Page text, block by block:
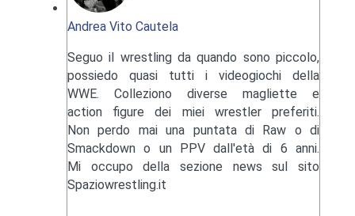
Andrea Vito Cautela
Seguo il wrestling da quando sono piccolo,
possiedo quasi tutti i videogiochi della
WWE. Colleziono diverse magliette e
action figure dei miei wrestler preferiti.
Non perdo mai una puntata di Raw o di
Smackdown o un PPV dall'età di 6 anni.
Mi occupo della sezione news sul sito
Spaziowrestling.it